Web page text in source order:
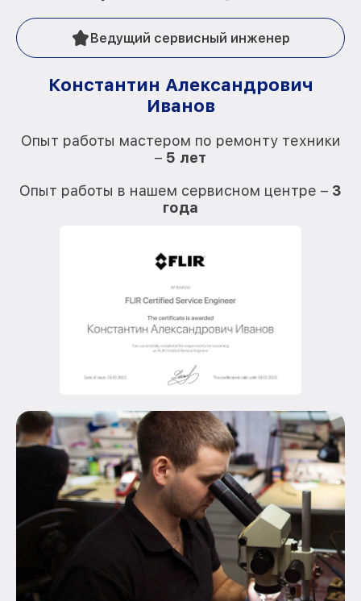
Ведущий сервисный инженер
Константин Александрович
Иванов
Опыт работы мастером по ремонту техники
– 5 лет
Опыт работы в нашем сервисном центре – 3
года